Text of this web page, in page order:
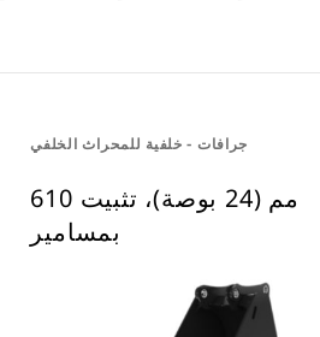
جرافات - خلفية للمحراث الخلفي
610 مم (24 بوصة)، تثبيت
بمسامير